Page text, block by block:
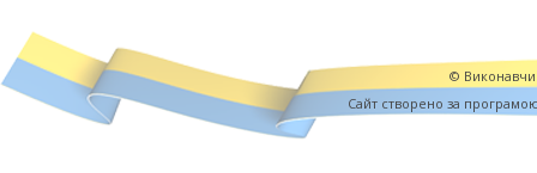
©
Cайт створено за